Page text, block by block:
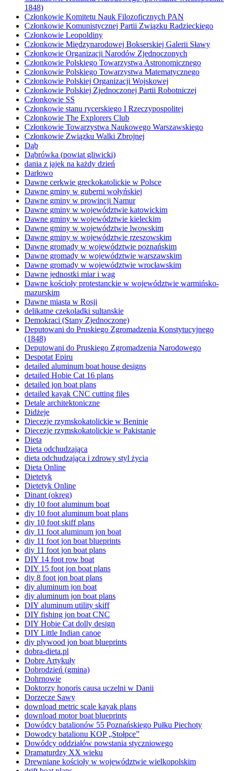
1848)
Członkowie Komitetu Nauk Filozoficznych PAN
Członkowie Komunistycznej Partii Związku Radzieckiego
Członkowie Leopoldiny
Członkowie Międzynarodowej Bokserskiej Galerii Sławy
Członkowie Organizacji Narodów Zjednoczonych
Członkowie Polskiego Towarzystwa Astronomicznego
Członkowie Polskiego Towarzystwa Matematycznego
Członkowie Polskiej Organizacji Wojskowej
Członkowie Polskiej Zjednoczonej Partii Robotniczej
Członkowie SS
Członkowie stanu rycerskiego I Rzeczypospolitej
Członkowie The Explorers Club
Członkowie Towarzystwa Naukowego Warszawskiego
Członkowie Związku Walki Zbrojnej
Dąb
Dąbrówka (powiat gliwicki)
dania z jajek na każdy dzień
Darłowo
Dawne cerkwie greckokatolickie w Polsce
Dawne gminy w guberni wołyńskiej
Dawne gminy w prowincji Namur
Dawne gminy w województwie katowickim
Dawne gminy w województwie kieleckim
Dawne gminy w województwie lwowskim
Dawne gminy w województwie rzeszowskim
Dawne gromady w województwie poznańskim
Dawne gromady w województwie warszawskim
Dawne gromady w województwie wrocławskim
Dawne jednostki miar i wag
Dawne kościoły protestanckie w województwie warmińsko-
mazurskim
Dawne miasta w Rosji
delikatne czekoladki sultanskie
Demokraci (Stany Zjednoczone)
Deputowani do Pruskiego Zgromadzenia Konstytucyjnego
(1848)
Deputowani do Pruskiego Zgromadzenia Narodowego
Despotat Epiru
detailed aluminum boat house designs
detailed Hobie Cat 16 plans
detailed jon boat plans
detailed kayak CNC cutting files
Detale architektoniczne
Didżeje
Diecezje rzymskokatolickie w Beninie
Diecezje rzymskokatolickie w Pakistanie
Dieta
Dieta odchudzająca
dieta odchudzająca i zdrowy styl życia
Dieta Online
Dietetyk
Dietetyk Online
Dinant (okręg)
diy 10 foot aluminum boat
diy 10 foot aluminum boat plans
diy 10 foot skiff plans
diy 11 foot aluminum jon boat
diy 11 foot jon boat blueprints
diy 11 foot jon boat plans
DIY 14 foot row boat
DIY 15 foot jon boat plans
diy 8 foot jon boat plans
diy aluminum jon boat
diy aluminum jon boat plans
DIY aluminum utility skiff
DIY fishing jon boat CNC
DIY Hobie Cat dolly design
DIY Little Indian canoe
diy plywood jon boat blueprints
dobra-dieta.pl
Dobre Artykuły
Dobrodzień (gmina)
Dohrnowie
Doktorzy honoris causa uczelni w Danii
Dorzecze Sawy
download metric scale kayak plans
download motor boat blueprints
Dowódcy batalionów 55 Poznańskiego Pułku Piechoty
Dowodcy batalionu KOP „Stołpce”
Dowódcy oddziałów powstania styczniowego
Dramaturdzy XX wieku
Drewniane kościoły w województwie wielkopolskim